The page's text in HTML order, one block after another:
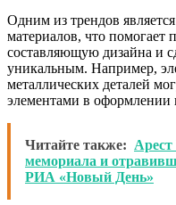
Одним из трендов
материалов, что помогает
составляющую дизайна и
уникальным. Например,
металлических деталей
элементами в
Читайте также: Арест
мемориала и
РИА «Новый День»